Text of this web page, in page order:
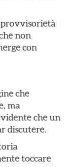
provvisorietà
non
con
che
ma
che un
discutere.
toccare